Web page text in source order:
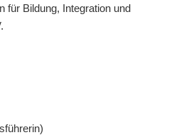
für Bildung, Integration und